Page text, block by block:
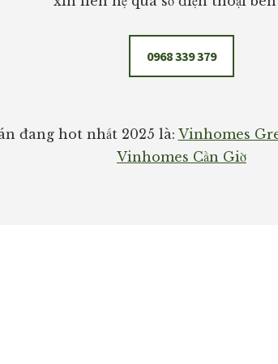
0968 339 379
đang hot nhất 2025 là: Vinhomes
Vinhomes Cần Giờ